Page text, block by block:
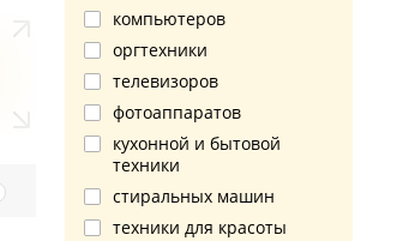
компьютеров
оргтехники
телевизоров
фотоаппаратов
кухонной и бытовой
техники
стиральных машин
техники для красоты